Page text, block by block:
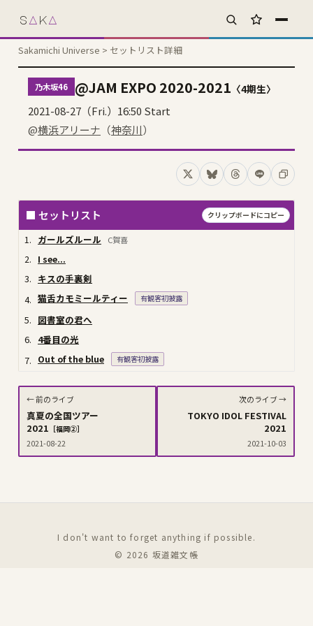
s A kA
お気に入り
Sakamichi Universe > セットリスト詳細
乃木坂46 @JAM EXPO 2020-2021 〈4期生〉
2021-08-27（Fri.）16:50 Start
@横浜アリーナ （神奈川）
XでシェアBlueskyでシェア
Threadsでシェア
LINEでシェ
コピー
■ セットリスト クリップボードにコピー
1. ガールズルール C賀喜
2. I see...
3. キスの手裏剣
4. 猫舌カモミールティー 有観客初披露
5. 図書室の君へ
6. 4番目の光
7. Out of the blue 有観客初披露
← 前のライブ
真夏の全国ツアー
2021 ［福岡②］
2021-08-22
次のライブ →
TOKYO IDOL FESTIVAL
2021
2021-10-03
I don't want to forget anything if possible.
© 2026 坂道雑文帳